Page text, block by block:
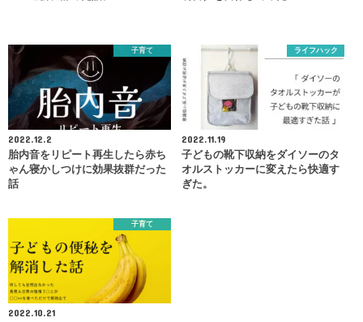
子育て
2022.12.2
胎内音をリピート再生したら赤ち
ゃん寝かしつけに効果抜群だった
話
ライフハック
2022.11.19
子どもの靴下収納をダイソーのタ
オルストッカーに変えたら快適す
ぎた。
子育て
2022.10.21